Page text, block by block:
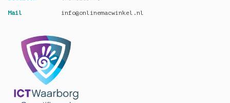
Mail info@onlinemacwinkel.nl